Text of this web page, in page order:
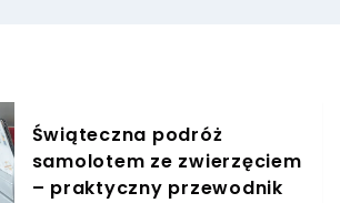
Świąteczna podróż
samolotem ze zwierzęciem
– praktyczny przewodnik